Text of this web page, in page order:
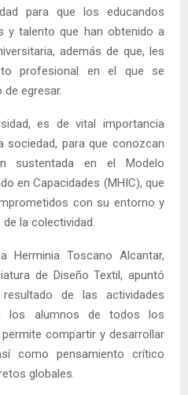
para que los educandos
y talento que han obtenido a
además de que, les
profesional en el que se
egresar.
es de vital importancia
sociedad, para que conozcan
sustentada en el Modelo
en Capacidades (MHIC), que
con su entorno y
la colectividad.
Toscano Alcantar,
de Diseño Textil, apuntó
de las actividades
los alumnos de todos los
compartir y desarrollar
como pensamiento crítico
globales.